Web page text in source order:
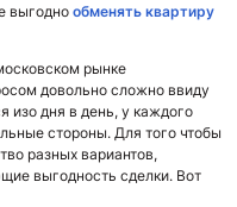
выгодно обменять квартиру
рынке
довольно сложно ввиду
изо дня в день, у каждого
стороны. Для того чтобы
разных вариантов,
выгодность сделки. Вот